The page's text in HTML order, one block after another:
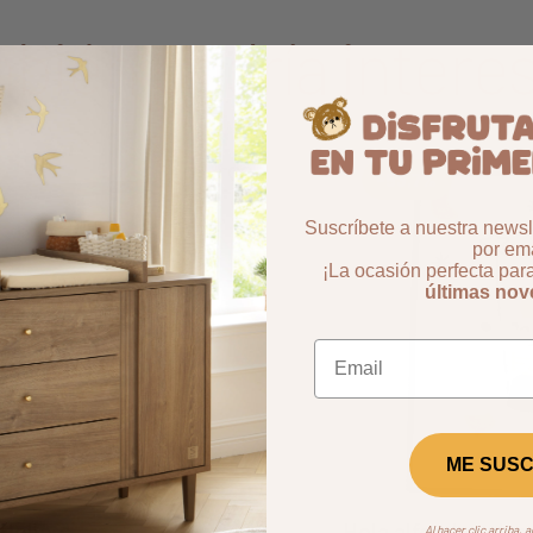
podría
Aggiungi ai preferiti
borrar favoritos -53,7%
Suscríbete a nuestra
por
¡La ocasión perfecta
últimas
ME
Al hacer clic arriba,